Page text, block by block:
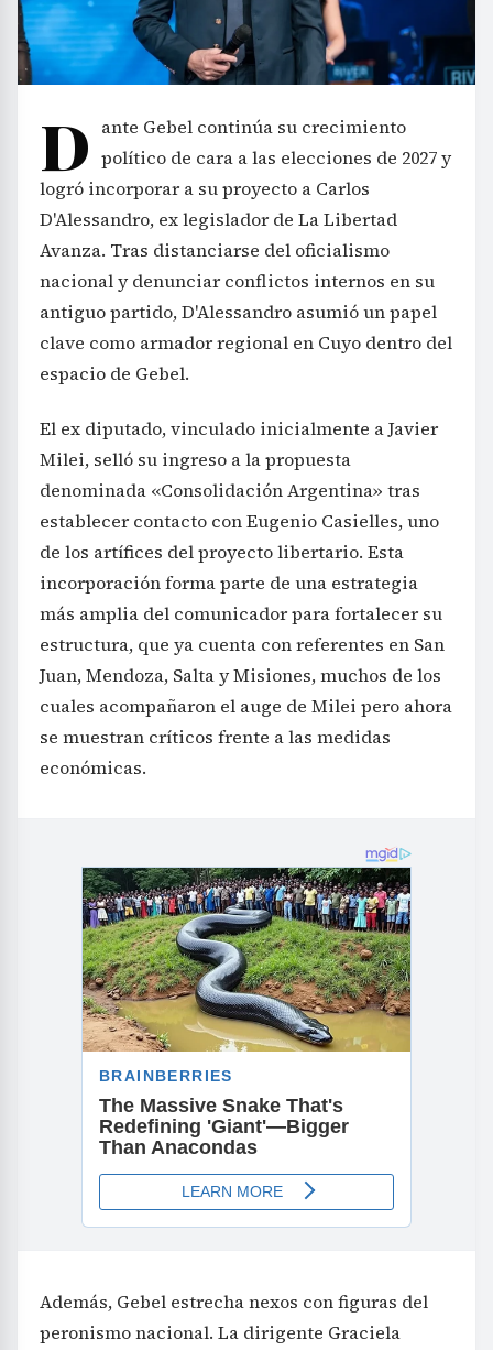
D ante Gebel continúa su crecimiento
político de cara a las elecciones de 2027 y
logró incorporar a su proyecto a Carlos
D'Alessandro, ex legislador de La Libertad
Avanza. Tras distanciarse del oficialismo
nacional y denunciar conflictos internos en su
antiguo partido, D'Alessandro asumió un papel
clave como armador regional en Cuyo dentro del
espacio de Gebel.
El ex diputado, vinculado inicialmente a Javier
Milei, selló su ingreso a la propuesta
denominada «Consolidación Argentina» tras
establecer contacto con Eugenio Casielles, uno
de los artífices del proyecto libertario. Esta
incorporación forma parte de una estrategia
más amplia del comunicador para fortalecer su
estructura, que ya cuenta con referentes en San
Juan, Mendoza, Salta y Misiones, muchos de los
cuales acompañaron el auge de Milei pero ahora
se muestran críticos frente a las medidas
económicas.
Además, Gebel estrecha nexos con figuras del
peronismo nacional. La dirigente Graciela